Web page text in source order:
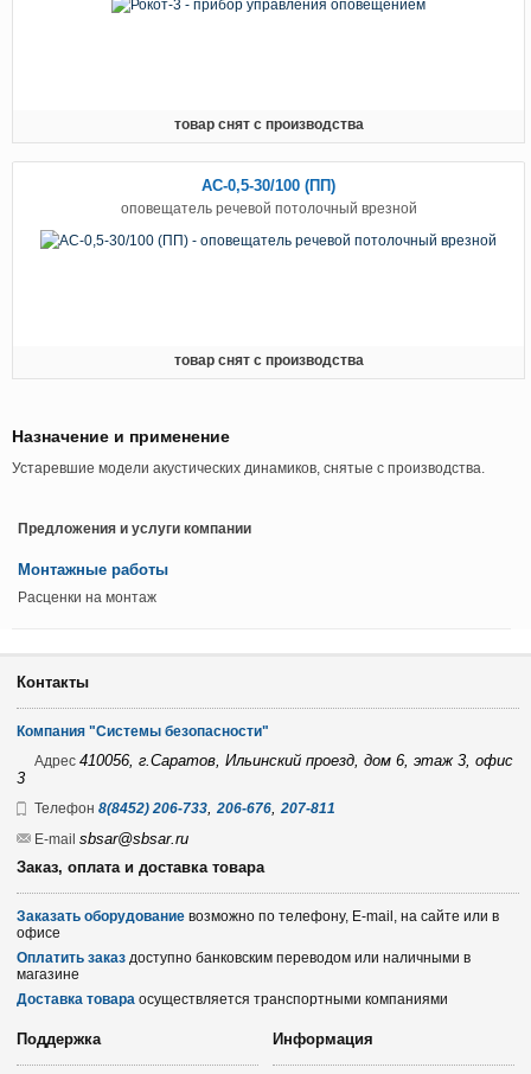
товар снят с производства
АС-0,5-30/100 (ПП)
оповещатель речевой потолочный врезной
товар снят с производства
Назначение и применение
Устаревшие модели акустических динамиков, снятые с производства.
Предложения и услуги компании
Монтажные работы
Расценки на монтаж
Контакты
Компания "Системы безопасности"
Адрес 410056, г.Саратов, Ильинский проезд, дом 6, этаж 3, офис
3
Телефон 8(8452) 206-733,206-676,207-811
E-mail sbsar@sbsar.ru
Заказ, оплата и доставка товара
Заказать оборудование возможно по телефону, E-mail, на сайте или в
офисе
Оплатить заказ доступно банковским переводом или наличными в
магазине
Доставка товара осуществляется транспортными компаниями
Поддержка Информация